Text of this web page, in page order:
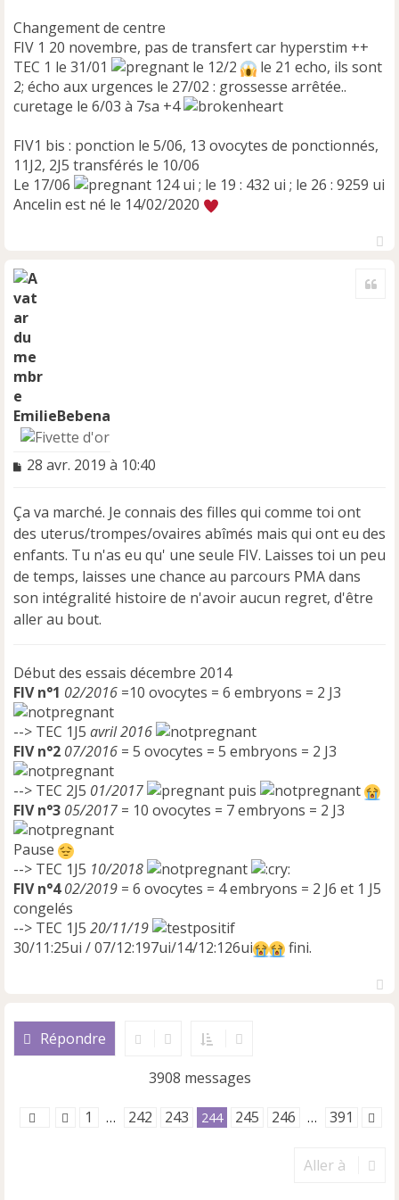
Changement de centre
FIV 1 20 novembre, pas de transfert car hyperstim ++
TEC 1 le 31/01
le 12/2
le 21 echo, ils sont
2; écho aux urgences le 27/02 : grossesse arrêtée..
curetage le 6/03 à 7sa +4
FIV1 bis : ponction le 5/06, 13 ovocytes de ponctionnés,
11J2, 2J5 transférés le 10/06
Le 17/06
124 ui ; le 19 : 432 ui ; le 26 : 9259 ui
Ancelin est né le 14/02/2020
EmilieBebena
M
s
a
g
e
n
o
n
28 avr. 2019 à 10:40
Ça va marché. Je connais des filles qui comme toi ont
des uterus/trompes/ovaires abîmés mais qui ont eu des
enfants. Tu n'as eu qu' une seule FIV. Laisses toi un peu
de temps, laisses une chance au parcours PMA dans
son intégralité histoire de n'avoir aucun regret, d'être
aller au bout.
Début des essais décembre 2014
FIV n°1 02/2016 =10 ovocytes = 6 embryons = 2 J3
--> TEC 1J5 avril 2016
FIV n°2 07/2016 = 5 ovocytes = 5 embryons = 2 J3
--> TEC 2J5 01/2017
puis
FIV n°3 05/2017 = 10 ovocytes = 7 embryons = 2 J3
Pause
--> TEC 1J5 10/2018
FIV n°4 02/2019 = 6 ovocytes = 4 embryons = 2 J6 et 1 J5
congelés
--> TEC 1J5 20/11/19
30/11:25ui / 07/12:197ui/14/12:126ui
fini.
Répondre
3908 messages
1 … 242 243 244 245 246 … 391
Aller à